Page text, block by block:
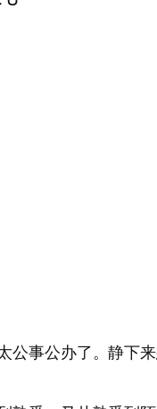
事公办了。静下